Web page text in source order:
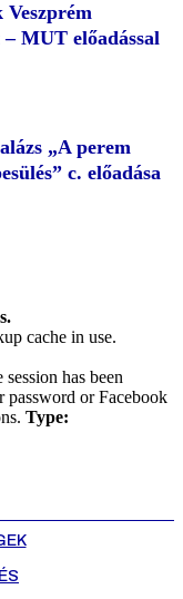
Veszprém
MUT előadással
„A perem
c. előadása
cache in use.
has been
password or Facebook
Type: